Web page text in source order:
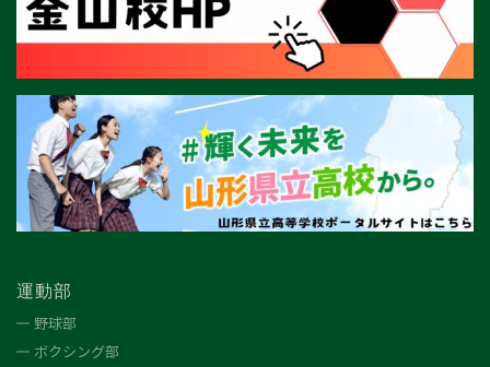
運動部
野球部
ボクシング部